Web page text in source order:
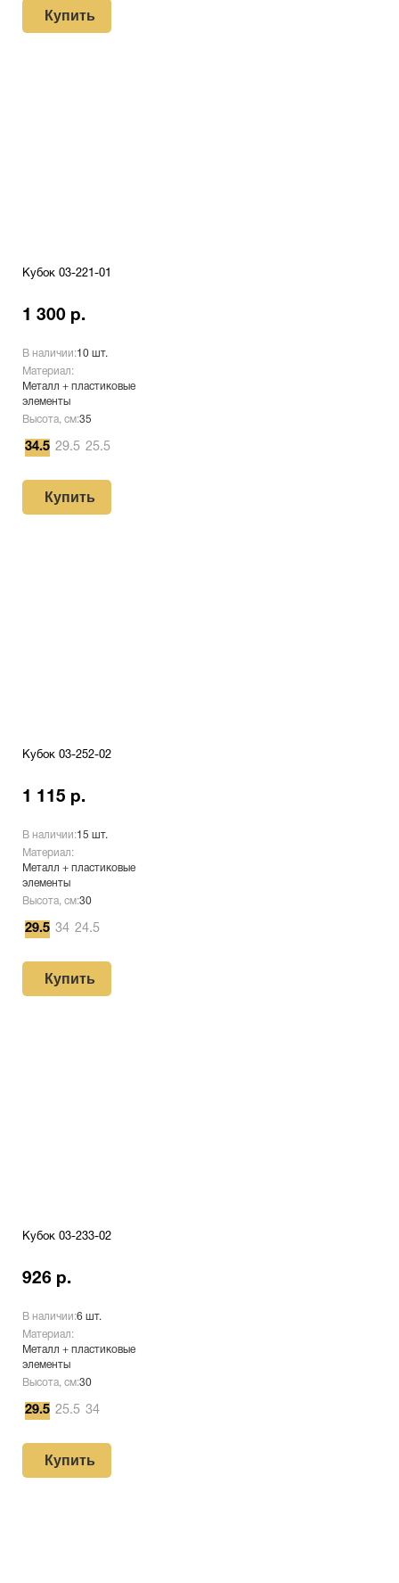
Купить
Кубок 03-221-01
1 300 р.
В наличии:10 шт.
Материал:
Металл + пластиковые
элементы
Высота, см:35
34.5 29.5 25.5
Купить
Кубок 03-252-02
1 115 р.
В наличии:15 шт.
Материал:
Металл + пластиковые
элементы
Высота, см:30
29.5 34 24.5
Купить
Кубок 03-233-02
926 р.
В наличии:6 шт.
Материал:
Металл + пластиковые
элементы
Высота, см:30
29.5 25.5 34
Купить